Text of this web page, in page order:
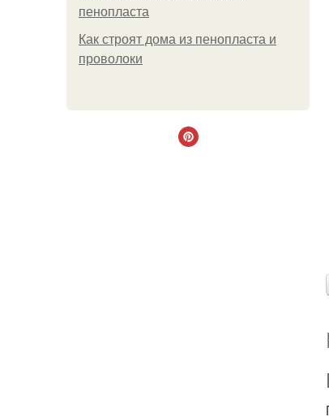
пенопласта
Как строят дома из пенопласта и
проволоки